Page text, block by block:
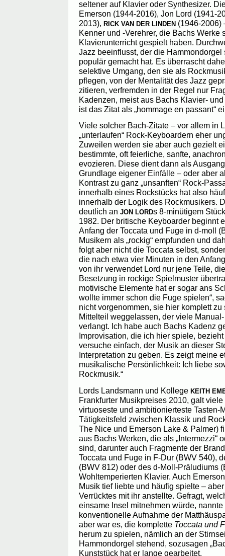
seltener auf Klavier oder Synthesizer.
Emerson (1944-2016), Jon Lord (1941-
2013), RICK VAN DER LINDEN (1946-2006)
Kenner und -Verehrer, die Bachs Werke
Klavierunterricht gespielt haben.
Jazz beeinflusst, der die
populär gemacht hat. Es überrascht
selektive Umgang, den sie als
pflegen, von der Mentalität des Jazz
zitieren, verfremden in der Regel nur
Kadenzen, meist aus Bachs Klavier-
ist das Zitat als „hommage en passant“
Viele solcher Bach-Zitate – vor allem in
„unterlaufen“ Rock-Keyboardern eher
Zuweilen werden sie aber auch gezielt
bestimmte, oft feierliche, sanfte,
evozieren. Diese dient dann als
Grundlage eigener Einfälle – oder aber
Kontrast zu ganz „unsanften“ Rock-
innerhalb eines Rockstücks hat also
innerhalb der Logik des Rockmusikers.
deutlich an JON LORDs 8-minütigem
1982. Der britische Keyboarder beginnt
Anfang der Toccata und Fuge in d-moll
Musikern als „rockig“ empfunden und
folgt aber nicht die Toccata selbst,
die nach etwa vier Minuten in den
von ihr verwendet Lord nur jene Teile,
Besetzung in rockige Spielmuster
motivische Elemente hat er sogar ans
wollte immer schon die Fuge spielen“,
nicht vorgenommen, sie hier komplett
Mittelteil weggelassen, der viele
verlangt. Ich habe auch Bachs Kadenz
Improvisation, die ich hier spiele,
versuche einfach, der Musik an dieser
Interpretation zu geben. Es zeigt meine
musikalische Persönlichkeit: Ich liebe
Rockmusik.“
Lords Landsmann und Kollege KEITH
Frankfurter Musikpreises 2010, galt
virtuoseste und ambitionierteste Tasten-
Tätigkeitsfeld zwischen Klassik und
The Nice und Emerson Lake & Palmer)
aus Bachs Werken, die als „Intermezzi“
sind, darunter auch Fragmente der
Toccata und Fuge in F-Dur (BWV 540),
(BWV 812) oder des d-Moll-Präludiums
Wohltemperierten Klavier. Auch
Musik tief liebte und häufig spielte –
Verrücktes mit ihr anstellte. Gefragt,
einsame Insel mitnehmen würde,
konventionelle Aufnahme der
aber war es, die komplette Toccata und
herum zu spielen, nämlich an der
Hammondorgel stehend, sozusagen
Kunststück hat er lange gearbeitet.